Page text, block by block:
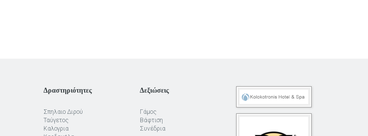
Δραστηριότητες
Σπηλαιο Διρού
Ταύγετος
Καλογρια
Δεξιώσεις
Γάμος
Βάφτιση
Συνέδρια